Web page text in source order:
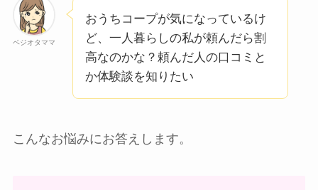
ベジオタママ
おうちコープが気になっているけ
ど、一人暮らしの私が頼んだら割
高なのかな？頼んだ人の口コミと
か体験談を知りたい
こんなお悩みにお答えします。